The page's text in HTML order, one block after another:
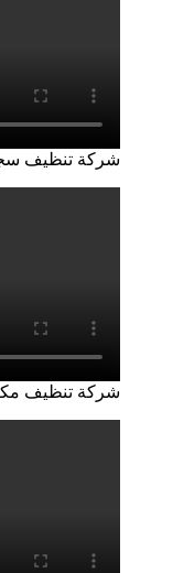
شركة تنظيف
شركة تنظيف